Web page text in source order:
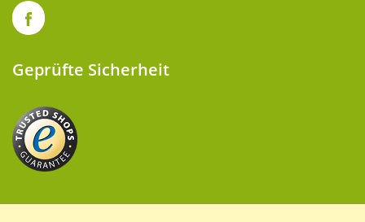
Geprüfte Sicherheit